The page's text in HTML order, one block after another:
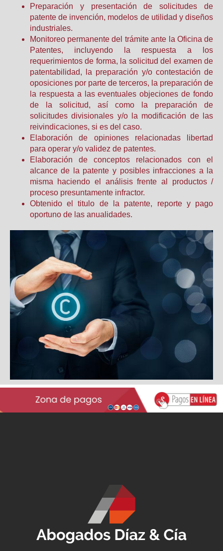
Preparación y presentación de solicitudes de
patente de invención, modelos de utilidad y diseños
industriales.
Monitoreo permanente del trámite ante la Oficina de
Patentes, incluyendo la respuesta a los
requerimientos de forma, la solicitud del examen de
patentabilidad, la preparación y/o contestación de
oposiciones por parte de terceros, la preparación de
la respuesta a las eventuales objeciones de fondo
de la solicitud, así como la preparación de
solicitudes divisionales y/o la modificación de las
reivindicaciones, si es del caso.
Elaboración de opiniones relacionadas libertad
para operar y/o validez de patentes.
Elaboración de conceptos relacionados con el
alcance de la patente y posibles infracciones a la
misma haciendo el análisis frente al productos /
proceso presuntamente infractor.
Obtenido el titulo de la patente, reporte y pago
oportuno de las anualidades.